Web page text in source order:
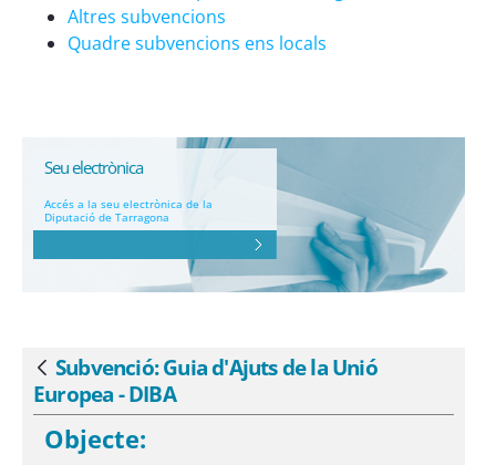
Altres subvencions
Quadre subvencions ens locals
Seu electrònica
Accés a la seu electrònica de la
Diputació de Tarragona
Vés enrere
Subvenció: Guia d'Ajuts de la Unió
Europea - DIBA
Objecte: